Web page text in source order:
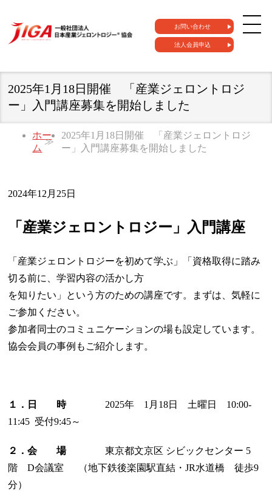
お問い合わせ
法人会員申込
2025年1月18日開催 「産業ジェロントロジ
ー」入門講座募集を開始しました
ホー
ム
2025年1月18日開催 「産業ジェロントロジ
ー」入門講座募集を開始しました
2024年12月25日
「産業ジェロントロジー」入門講座
「産業ジェロントロジーを初めて学ぶ」「資格取得に踏み
切る前に、学習内容の活かし方
を知りたい」という方のための講座です。まずは、気軽に
ご参加ください。
参加者同士のコミュニケーションの場も設定しています。
協会会員の事例もご紹介します。
１．日 時2025年 1月18日 土曜日 10:00-
11:45 受付9:45～
２．会 場東京都文京区 シビックセンター 5
階 D会議室 （地下鉄後楽園駅直結・JR水道橋 徒歩9
分）